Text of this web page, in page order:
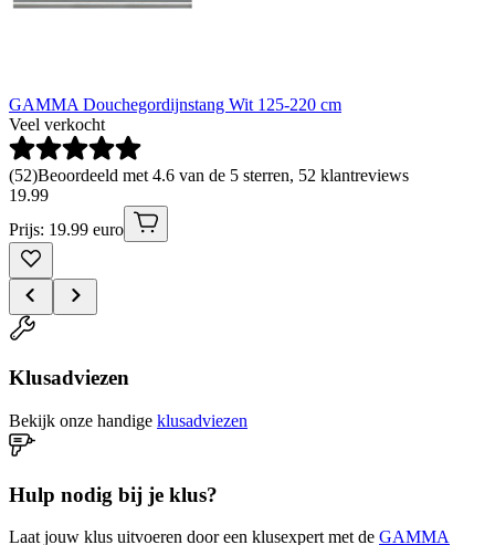
GAMMA Douchegordijnstang Wit 125-220 cm
Veel verkocht
(52)Beoordeeld met 4.6 van de 5 sterren, 52 klantreviews
19.99
Prijs: 19.99 euro
Klusadviezen
Bekijk onze handige klusadviezen
Hulp nodig bij je klus?
Laat jouw klus uitvoeren door een klusexpert met de GAMMA